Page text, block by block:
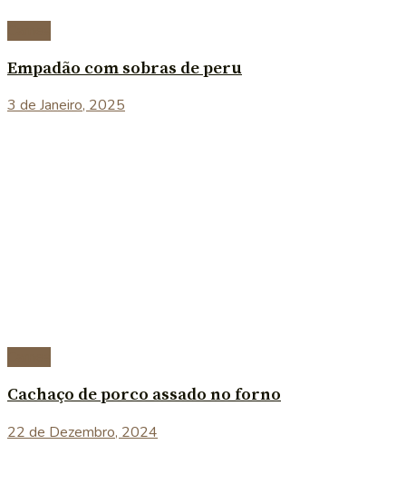
Empadão com sobras de peru
3 de Janeiro, 2025
Cachaço de porco assado no forno
22 de Dezembro, 2024